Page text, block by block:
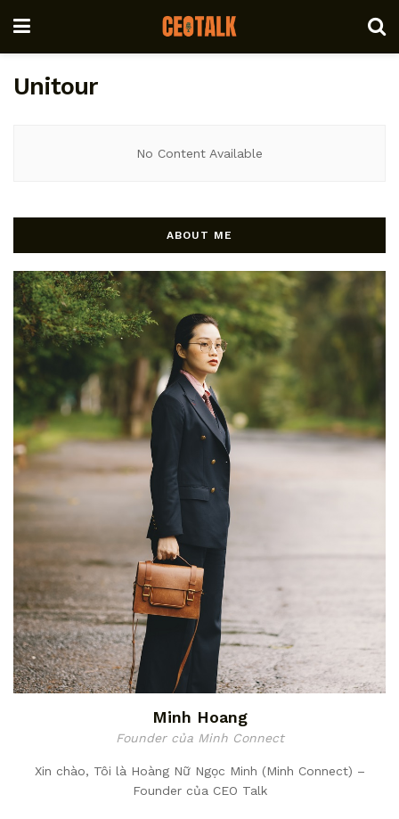
Unitour
No Content Available
ABOUT ME
Minh Hoang
Founder của Minh Connect
Xin chào, Tôi là Hoàng Nữ Ngọc Minh (Minh Connect) –
Founder của CEO Talk